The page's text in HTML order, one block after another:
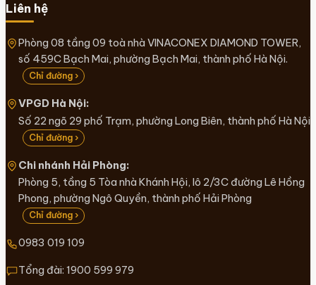
Liên hệ
Phòng 08 tầng 09 toà nhà VINACONEX DIAMOND TOWER,
số 459C Bạch Mai, phường Bạch Mai, thành phố Hà Nội.
Chỉ đường ›
VPGD Hà Nội:
Số 22 ngõ 29 phố Trạm, phường Long Biên, thành phố Hà Nội
Chỉ đường ›
Chi nhánh Hải Phòng:
Phòng 5, tầng 5 Tòa nhà Khánh Hội, lô 2/3C đường Lê Hồng
Phong, phường Ngô Quyền, thành phố Hải Phòng
Chỉ đường ›
0983 019 109
Tổng đài: 1900 599 979